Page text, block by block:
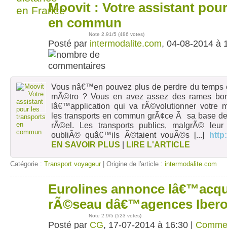
04
Moovit : Votre assistant
en commun
Note 2.91/5 (486 votes)
Posté par intermodalite.com, 04-08-2014 à
Vous nâ€™en pouvez plus de perdre du temps
mÃ©tro ? Vous en avez assez des rames
lâ€™application qui va rÃ©volutionner votre
les transports en commun grÃ¢ce Ã sa base
rÃ©el. Les transports publics, malgrÃ© leur
oubliÃ© quâ€™ils Ã©taient vouÃ©s [...]
EN SAVOIR PLUS | LIRE L'ARTICLE
Catégorie : Transport voyageur| Origine de l'article : intermodalite.com
Eurolines annonce
rÃ©seau dâ€™agences
Note 2.9/5 (523 votes)
Posté par CG, 17-07-2014 à 16:30 |